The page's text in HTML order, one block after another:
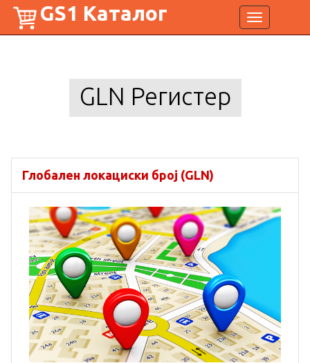
Toggle
navigation
GS1 Каталог
GLN Регистер
Глобален локациски број (GLN)